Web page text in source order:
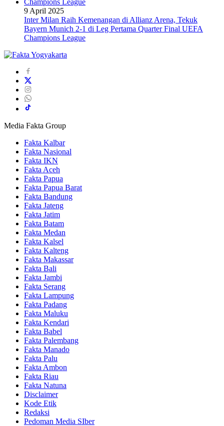
9 April 2025
Inter Milan Raih Kemenangan di Allianz Arena, Tekuk
Bayern Munich 2-1 di Leg Pertama Quarter Final UEFA
Champions League
Media Fakta Group
Fakta Kalbar
Fakta Nasional
Fakta IKN
Fakta Aceh
Fakta Papua
Fakta Papua Barat
Fakta Bandung
Fakta Jateng
Fakta Jatim
Fakta Batam
Fakta Medan
Fakta Kalsel
Fakta Kalteng
Fakta Makassar
Fakta Bali
Fakta Jambi
Fakta Serang
Fakta Lampung
Fakta Padang
Fakta Maluku
Fakta Kendari
Fakta Babel
Fakta Palembang
Fakta Manado
Fakta Palu
Fakta Ambon
Fakta Riau
Fakta Natuna
Disclaimer
Kode Etik
Redaksi
Pedoman Media SIber